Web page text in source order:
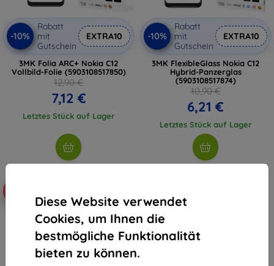
Diese Website verwendet
Cookies, um Ihnen die
bestmögliche Funktionalität
bieten zu können.
-10%
Rabatt
mit
Gutschein
EXTRA10
3MK Folia ARC+ Nokia C12
Vollbild-Folie (5903108517850)
12,90 €
7,12 €
Letztes Stück auf Lager
-10%
Rabatt
mit
Gutschein
EXTRA10
3MK FlexibleGlass Nokia C12
Hybrid-Panzerglas
(5903108517874)
10,90 €
6,21 €
Letztes Stück auf Lager